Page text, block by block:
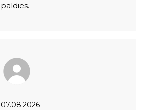
paldies.
07.08.2026